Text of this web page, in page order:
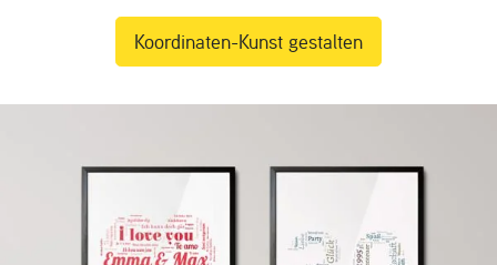
Koordinaten-Kunst gestalten